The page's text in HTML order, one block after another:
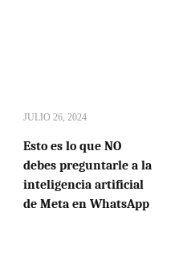
JULIO 26, 2024
Esto es lo que NO
debes preguntarle a la
inteligencia artificial
de Meta en WhatsApp